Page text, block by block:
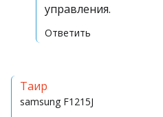
управления.
Ответить
Таир
samsung F1215J